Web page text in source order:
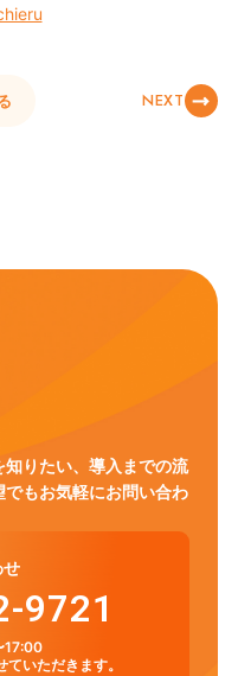
NEXT
りたい、導入までの流
でもお気軽にお問い合わ
せ
9721
いただきます。